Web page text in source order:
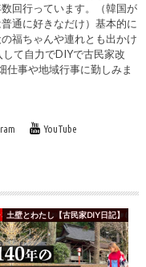
回行っています。（韓国が
通に好きなだけ）基本的に
福ちゃんや連れとも出かけ
て自力でDIYで古民家改
仕事や地域行事に勤しみま
YouTube
土壁とわたし【古民家DIY日記】